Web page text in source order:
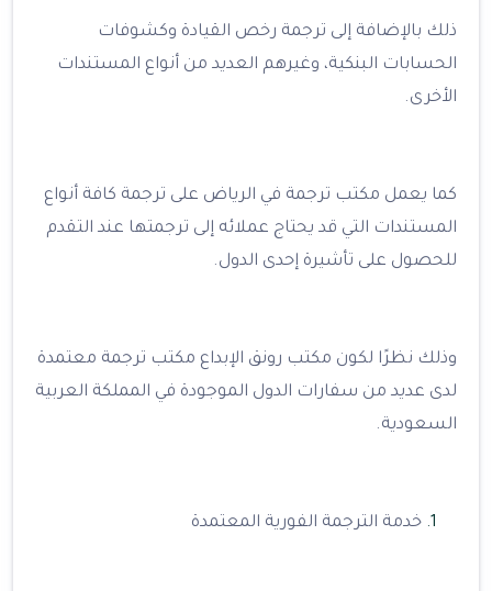
ذلك بالإضافة إلى ترجمة رخص القيادة وكشوفات
الحسابات البنكية، وغيرهم العديد من أنواع المستندات
الأخرى.
كما يعمل مكتب ترجمة في الرياض على ترجمة كافة أنواع
المستندات التي قد يحتاج عملائه إلى ترجمتها عند التقدم
للحصول على تأشيرة إحدى الدول.
وذلك نظرًا لكون مكتب رونق الإبداع مكتب ترجمة معتمدة
لدى عديد من سفارات الدول الموجودة في المملكة العربية
السعودية.
خدمة الترجمة الفورية المعتمدة